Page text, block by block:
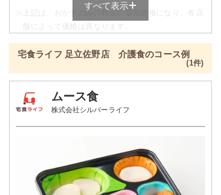
鶏肉と茄子の和風炒め
ねぎとちくわのぬた
青菜とチャーシュの刻み炒め
ツナとキャベツの炒め物
栄養素
-
※メニューの補足
-
肉豆腐
カリフラワーのレモンマリネ
※
上記は、おかずのみの料金の最低価格になり、各店
舗によって価格は異なります。
お問合せください。
たんぱく調整食の栄養素例
品数 4～5品
カロリー 300kcal前後
タンパク質 -
すべて表示
宅食ライフ 足立佐野店 介護食のコース例
(1件)
ムース食
株式会社シルバーライフ